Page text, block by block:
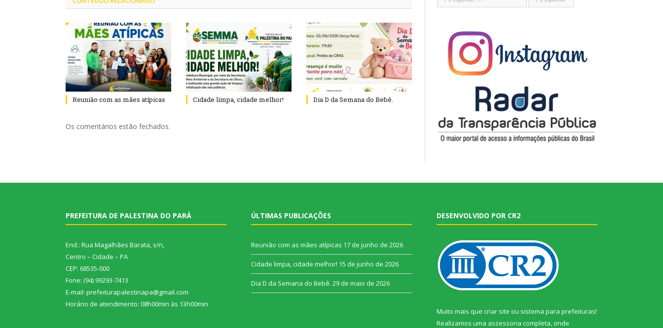
Reunião com as mães atípicas Cidade limpa, cidade melhor! Dia D da Semana do Bebê.
Os comentários estão fechados.
PREFEITURA DE PALESTINA DO PARÁ
End.: Rua Magalhães Barata, s/n,
Centro – Cidade – PA
CEP: 68535-000
Fone: (94) 99293-7413
E-mail: prefeiturapalestinapa@gmail.com
Horário de atendimento: 08h00min às 13h00min
ÚLTIMAS PUBLICAÇÕES
Reunião com as mães atípicas 17 de junho de 2026
Cidade limpa, cidade melhor! 15 de junho de 2026
Dia D da Semana do Bebê. 29 de maio de 2026
DESENVOLVIDO POR CR2
Muito mais que criar site ou sistema para prefeituras!
Realizamos uma assessoria completa, onde